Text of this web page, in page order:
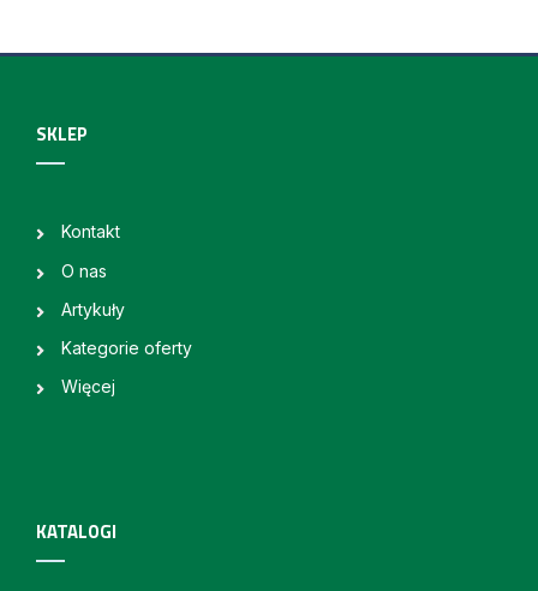
SKLEP
Kontakt
O nas
Artykuły
Kategorie oferty
Więcej
KATALOGI